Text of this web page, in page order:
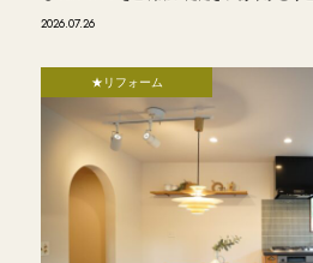
2026.07.26
★リフォーム